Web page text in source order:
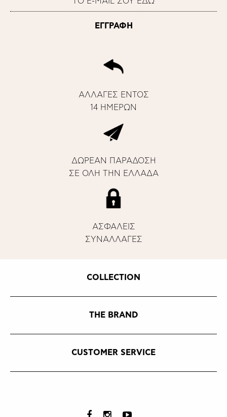
ΑΛΛΑΓΕΣ ΕΝΤΟΣ
14 ΗΜΕΡΩΝ
ΔΩΡΕΑΝ ΠΑΡΑΔΟΣΗ
ΣΕ ΟΛΗ ΤΗΝ ΕΛΛΑΔΑ
ΑΣΦΑΛΕΙΣ
ΣΥΝΑΛΛΑΓΕΣ
COLLECTION
THE BRAND
CUSTOMER SERVICE